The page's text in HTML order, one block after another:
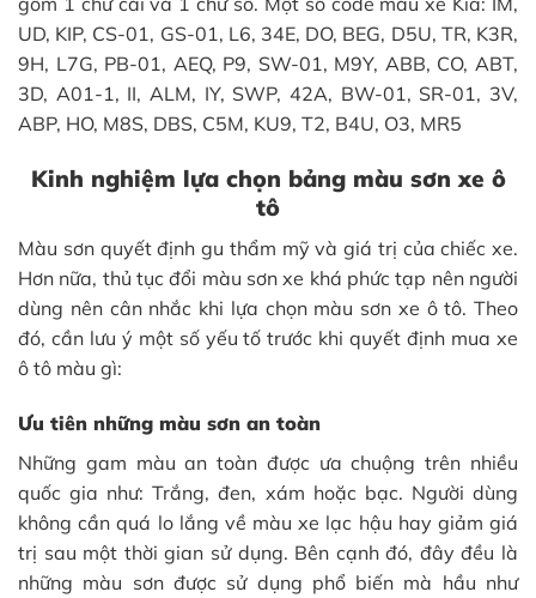
UD, KIP, CS-01, GS-01, L6, 34E, DO, BEG, D5U, TR, K3R,
9H, L7G, PB-01, AEQ, P9, SW-01, M9Y, ABB, CO, ABT,
3D, A01-1, II, ALM, IY, SWP, 42A, BW-01, SR-01, 3V,
ABP, HO, M8S, DBS, C5M, KU9, T2, B4U, O3, MR5
Kinh nghiệm lựa chọn bảng màu sơn xe ô
tô
Màu sơn quyết định gu thẩm mỹ và giá trị của chiếc xe.
Hơn nữa, thủ tục đổi màu sơn xe khá phức tạp nên người
dùng nên cân nhắc khi lựa chọn màu sơn xe ô tô. Theo
đó, cần lưu ý một số yếu tố trước khi quyết định mua xe
ô tô màu gì:
Ưu tiên những màu sơn an toàn
Những gam màu an toàn được ưa chuộng trên nhiều
quốc gia như: Trắng, đen, xám hoặc bạc. Người dùng
không cần quá lo lắng về màu xe lạc hậu hay giảm giá
trị sau một thời gian sử dụng. Bên cạnh đó, đây đều là
những màu sơn được sử dụng phổ biến mà hầu như